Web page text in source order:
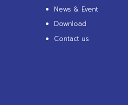
News & Event
Download
Contact us